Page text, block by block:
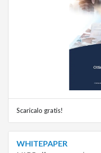
Scaricalo gratis!
WHITEPAPER